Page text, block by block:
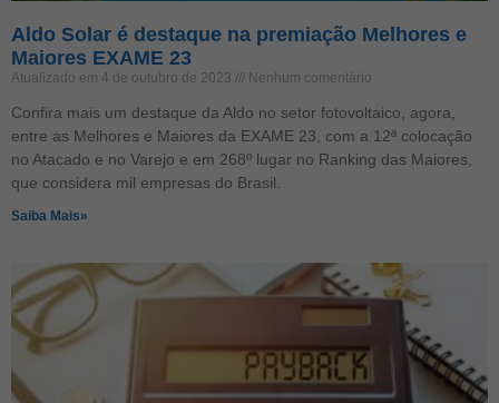
Aldo Solar é destaque na premiação Melhores e
Maiores EXAME 23
Atualizado em 4 de outubro de 2023 Nenhum comentário
Confira mais um destaque da Aldo no setor fotovoltaico, agora,
entre as Melhores e Maiores da EXAME 23, com a 12ª colocação
no Atacado e no Varejo e em 268º lugar no Ranking das Maiores,
que considera mil empresas do Brasil.
Saiba Mais»